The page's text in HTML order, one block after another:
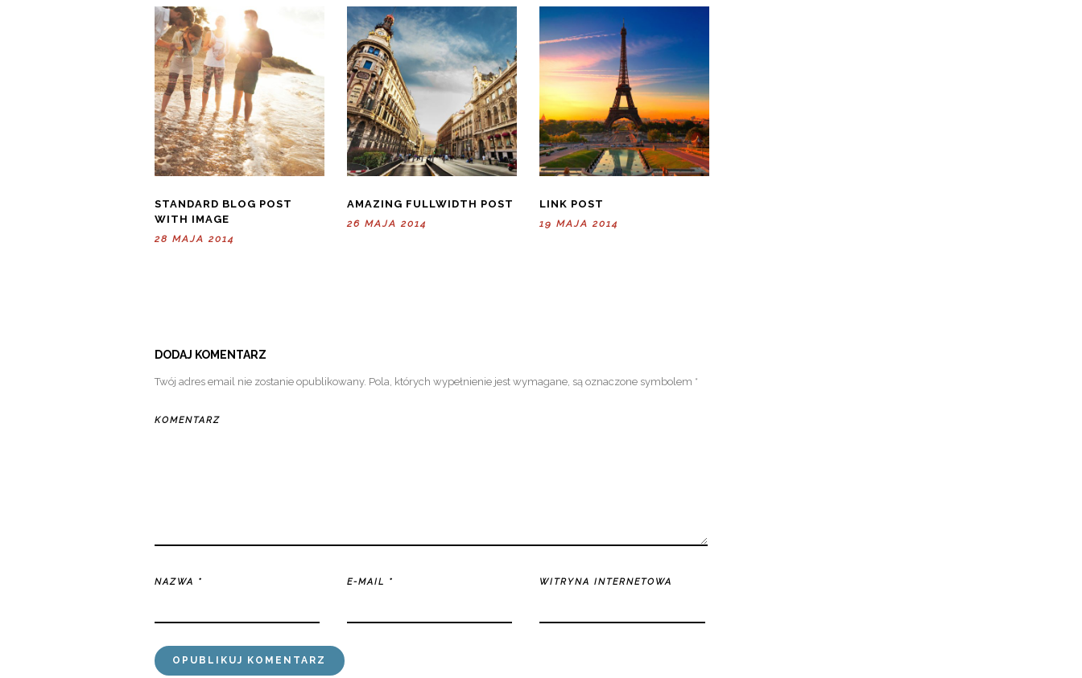
STANDARD BLOG POST
WITH IMAGE
28 MAJA 2014
AMAZING FULLWIDTH POST
26 MAJA 2014
LINK POST
19 MAJA 2014
DODAJ KOMENTARZ
Twój adres email nie zostanie opublikowany. Pola, których wypełnienie jest wymagane, są oznaczone symbolem *
KOMENTARZ
NAZWA * E-MAIL * WITRYNA INTERNETOWA